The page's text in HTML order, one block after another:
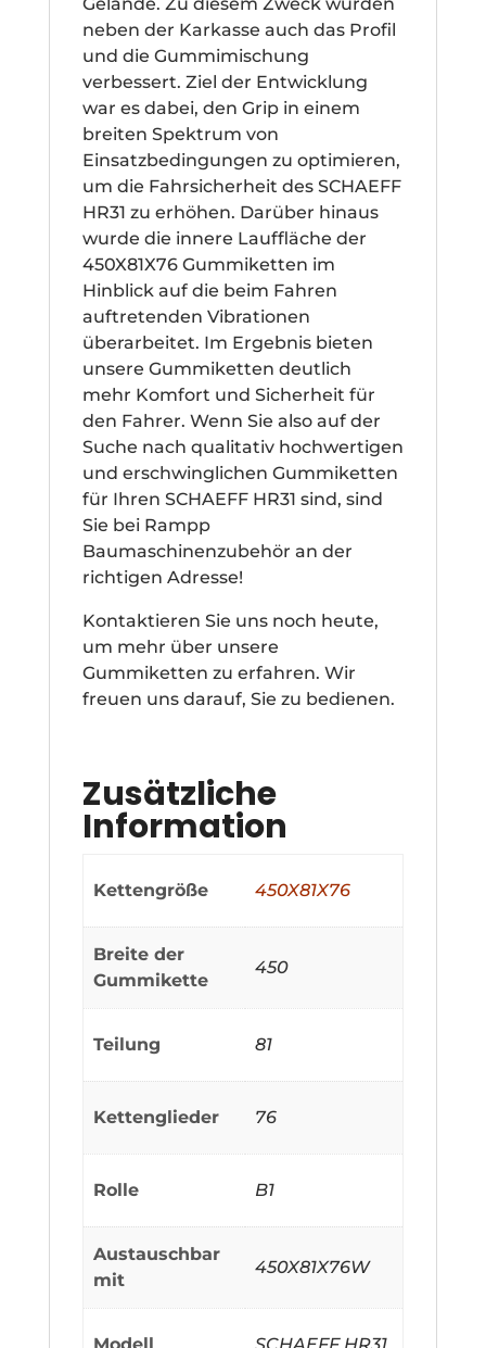
neben der Karkasse auch das Profil
und die Gummimischung
verbessert. Ziel der Entwicklung
war es dabei, den Grip in einem
breiten Spektrum von
Einsatzbedingungen zu optimieren,
um die Fahrsicherheit des SCHAEFF
HR31 zu erhöhen. Darüber hinaus
wurde die innere Lauffläche der
450X81X76 Gummiketten im
Hinblick auf die beim Fahren
auftretenden Vibrationen
überarbeitet. Im Ergebnis bieten
unsere Gummiketten deutlich
mehr Komfort und Sicherheit für
den Fahrer. Wenn Sie also auf der
Suche nach qualitativ hochwertigen
und erschwinglichen Gummiketten
für Ihren SCHAEFF HR31 sind, sind
Sie bei Rampp
Baumaschinenzubehör an der
richtigen Adresse!
Kontaktieren Sie uns noch heute,
um mehr über unsere
Gummiketten zu erfahren. Wir
freuen uns darauf, Sie zu bedienen.
Zusätzliche
Information
Kettengröße 450X81X76
Breite der
Gummikette
450
Teilung 81
Kettenglieder 76
Rolle B1
Austauschbar
mit
450X81X76W